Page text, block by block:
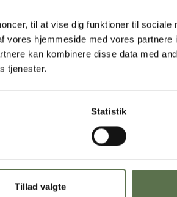
til at vise dig funktioner til sociale
vores hjemmeside med vores partnere
kan kombinere disse data med
tjenester.
Statistik
Tillad valgte
bagning
Inspiration
Opskrifter